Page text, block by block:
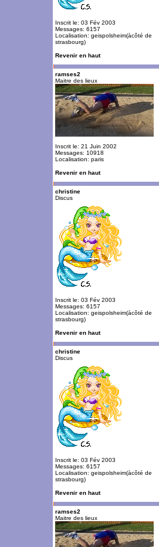
Inscrit le: 03 Fév 2003
Messages: 6157
Localisation: geispolsheim(àcôté de
strasbourg)
Revenir en haut
ramses2
Maitre des lieux
Inscrit le: 21 Juin 2002
Messages: 10918
Localisation: paris
Revenir en haut
christine
Discus
Inscrit le: 03 Fév 2003
Messages: 6157
Localisation: geispolsheim(àcôté de
strasbourg)
Revenir en haut
christine
Discus
Inscrit le: 03 Fév 2003
Messages: 6157
Localisation: geispolsheim(àcôté de
strasbourg)
Revenir en haut
ramses2
Maitre des lieux